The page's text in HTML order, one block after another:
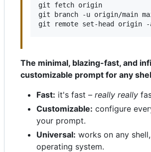
git fetch origin
git branch -u origin/main
git remote set-head origin -
The minimal, blazing-fast, and
customizable prompt for any
Fast: it's fast – really really
Customizable: configure
your prompt.
Universal: works on any
operating system.